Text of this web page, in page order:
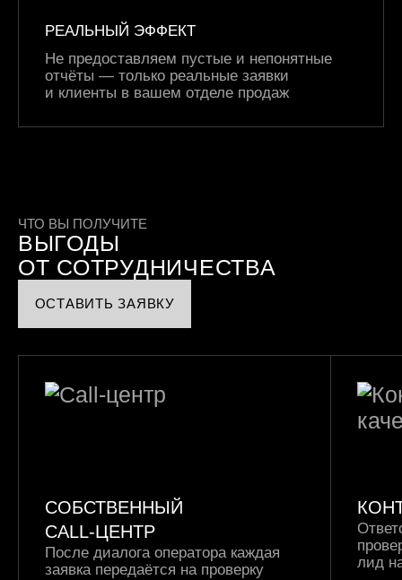
РЕАЛЬНЫЙ ЭФФЕКТ
Не предоставляем пустые и непонятные
отчёты — только реальные заявки
и клиенты в вашем отделе продаж
ЧТО ВЫ ПОЛУЧИТЕ
ВЫГОДЫ
ОТ СОТРУДНИЧЕСТВА
ОСТАВИТЬ ЗАЯВКУ
СОБСТВЕННЫЙ
CALL-ЦЕНТР
После диалога оператора каждая
заявка передаётся на проверку
лид